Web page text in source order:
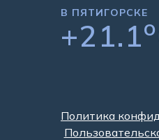
В ПЯТИГОРСКЕ
+21.1o
Политика